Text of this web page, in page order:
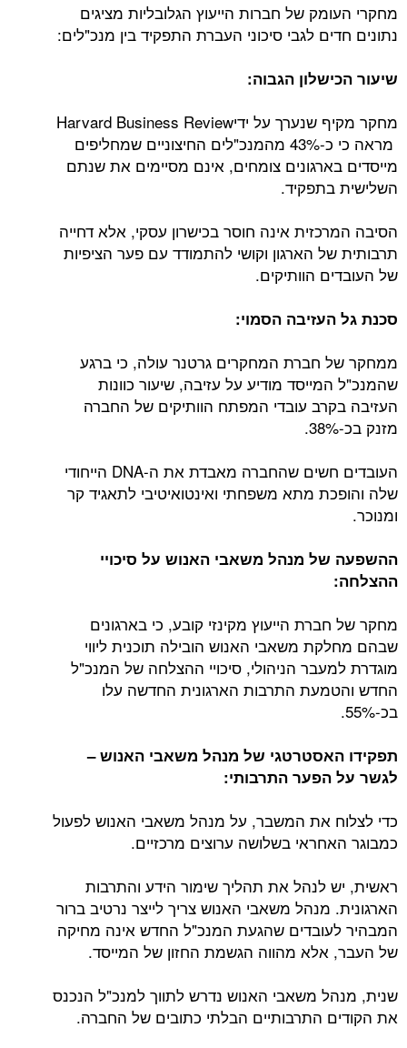
מחקרי העומק של חברות הייעוץ הגלובליות מציגים
נתונים חדים לגבי סיכוני העברת התפקיד בין מנכ"לים:
שיעור הכישלון הגבוה:
מחקר מקיף שנערך על ידיHarvard Business Review
מראה כי כ-43% מהמנכ"לים החיצוניים שמחליפים
מייסדים בארגונים צומחים, אינם מסיימים את שנתם
השלישית בתפקיד.
הסיבה המרכזית אינה חוסר בכישרון עסקי, אלא דחייה
תרבותית של הארגון וקושי להתמודד עם פער הציפיות
של העובדים הוותיקים.
סכנת גל העזיבה הסמוי:
ממחקר של חברת המחקרים גרטנר עולה, כי ברגע
שהמנכ"ל המייסד מודיע על עזיבה, שיעור כוונות
העזיבה בקרב עובדי המפתח הוותיקים של החברה
מזנק בכ-38%.
העובדים חשים שהחברה מאבדת את ה-DNA הייחודי
שלה והופכת מתא משפחתי ואינטואיטיבי לתאגיד קר
ומנוכר.
ההשפעה של מנהל משאבי האנוש על סיכויי
ההצלחה:
מחקר של חברת הייעוץ מקינזי קובע, כי בארגונים
שבהם מחלקת משאבי האנוש הובילה תוכנית ליווי
מוגדרת למעבר הניהולי, סיכויי ההצלחה של המנכ"ל
החדש והטמעת התרבות הארגונית החדשה עלו
בכ-55%.
תפקידו האסטרטגי של מנהל משאבי האנוש –
לגשר על הפער התרבותי:
כדי לצלוח את המשבר, על מנהל משאבי האנוש לפעול
כמבוגר האחראי בשלושה ערוצים מרכזיים.
ראשית, יש לנהל את תהליך שימור הידע והתרבות
הארגונית. מנהל משאבי האנוש צריך לייצר נרטיב ברור
המבהיר לעובדים שהגעת המנכ"ל החדש אינה מחיקה
של העבר, אלא מהווה הגשמת החזון של המייסד.
שנית, מנהל משאבי האנוש נדרש לתווך למנכ"ל הנכנס
את הקודים התרבותיים הבלתי כתובים של החברה.